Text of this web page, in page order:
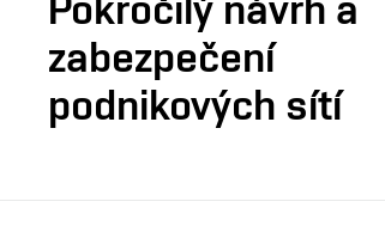
zabezpečení
podnikových sítí